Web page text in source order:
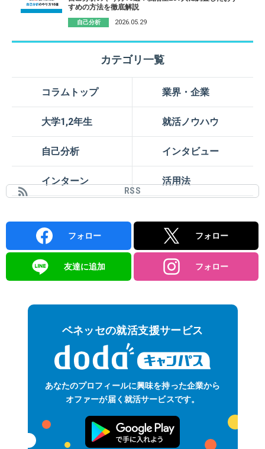
すめの方法を徹底解説
自己分析 2026.05.29
カテゴリ一覧
コラムトップ
大学1,2年生
自己分析
インターン
業界・企業
就活ノウハウ
インタビュー
活用法
rss_feed RSS
フォロー フォロー
友達に追加 フォロー
ベネッセの就活支援サービス
あなたのプロフィールに興味を持った企業から
オファーが届く 就活サービスです。